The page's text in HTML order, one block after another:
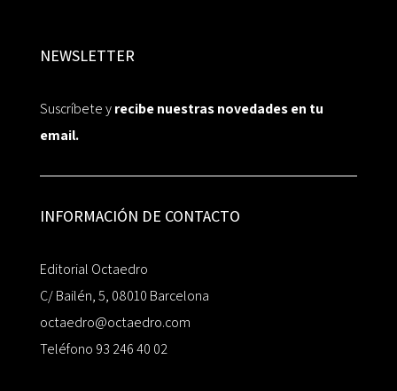
NEWSLETTER
Suscríbete yrecibe nuestras novedades en tu
email.
INFORMACIÓN DE CONTACTO
Editorial Octaedro
C/ Bailén, 5, 08010 Barcelona
octaedro@octaedro.com
Teléfono 93 246 40 02